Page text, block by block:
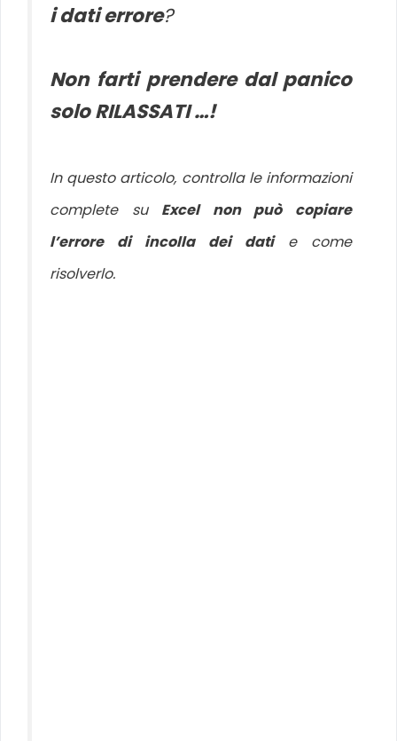
i dati errore?
Non farti prendere dal panico
solo RILASSATI …!
In questo articolo, controlla le informazioni
complete su Excel non può copiare
l’errore di incolla dei datie come
risolverlo.